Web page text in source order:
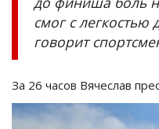
смог с легкостью
говорит
За 26 часов Вячеслав